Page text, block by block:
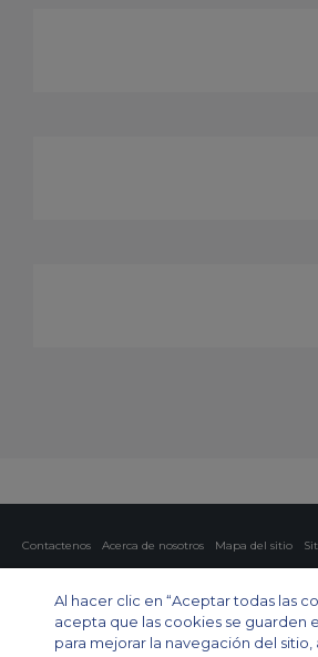
Contactenos Acerca de nosotros Mapa del sitio
Chárter privado
Chárter para grupos Chárter de
Private Charter App
Al hacer clic en “Aceptar todas las
acepta que las cookies se guarden
para mejorar la navegación del sitio,